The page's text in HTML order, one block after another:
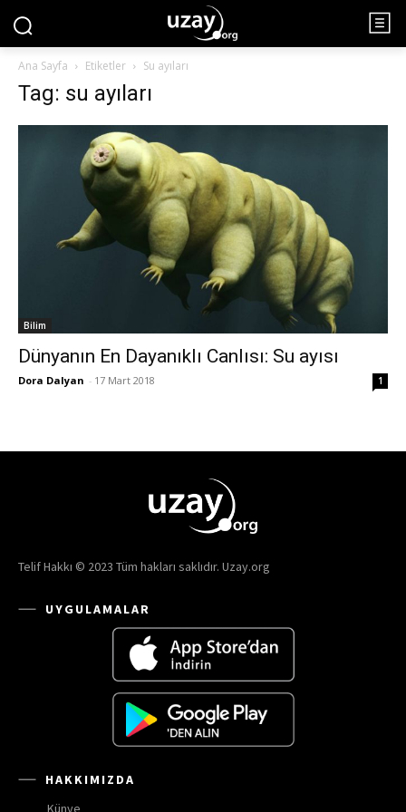
Ana Sayfa Etiketler Su ayıları
Tag: su ayıları
Bilim
Dünyanın En Dayanıklı Canlısı: Su ayısı
Dora Dalyan - 17 Mart 2018 1
Telif Hakkı © 2023 Tüm hakları saklıdır. Uzay.org
UYGULAMALAR
HAKKIMIZDA
Künye